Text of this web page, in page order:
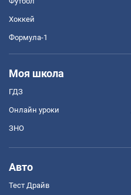
Хоккей
Формула-1
Моя школа
ГДЗ
Онлайн уроки
ЗНО
Авто
Тест Драйв